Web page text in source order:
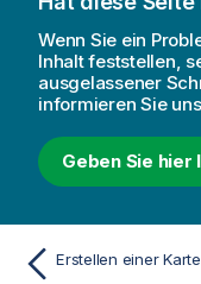
Wenn Sie ein
Inhalt feststellen,
ausgelassener
informieren Sie
Geben Sie hier